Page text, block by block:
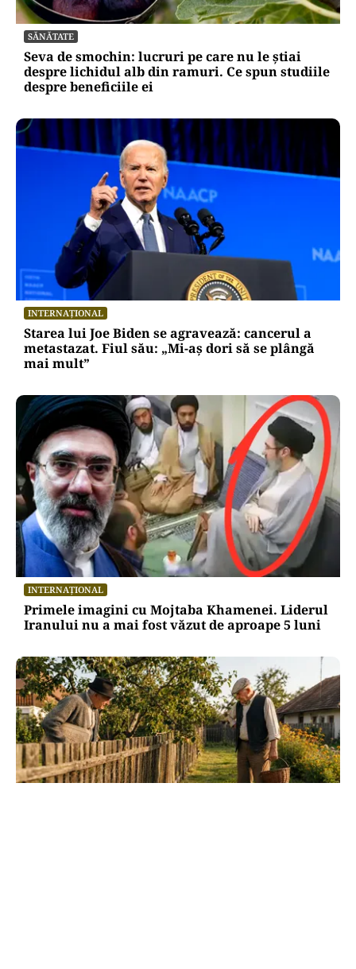
SĂNĂTATE
Seva de smochin: lucruri pe care nu le știai
despre lichidul alb din ramuri. Ce spun studiile
despre beneficiile ei
INTERNAȚIONAL
Starea lui Joe Biden se agravează: cancerul a
metastazat. Fiul său: „Mi-aș dori să se plângă
mai mult”
INTERNAȚIONAL
Primele imagini cu Mojtaba Khamenei. Liderul
Iranului nu a mai fost văzut de aproape 5 luni